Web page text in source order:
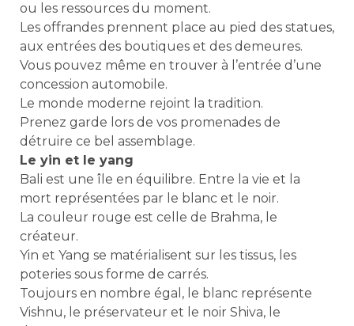
ou les ressources du moment.
Les offrandes prennent place au pied des statues,
aux entrées des boutiques et des demeures.
Vous pouvez même en trouver à l’entrée d’une
concession automobile.
Le monde moderne rejoint la tradition.
Prenez garde lors de vos promenades de
détruire ce bel assemblage.
Le yin et le yang
Bali est une île en équilibre. Entre la vie et la
mort représentées par le blanc et le noir.
La couleur rouge est celle de Brahma, le
créateur.
Yin et Yang se matérialisent sur les tissus, les
poteries sous forme de carrés.
Toujours en nombre égal, le blanc représente
Vishnu, le préservateur et le noir Shiva, le